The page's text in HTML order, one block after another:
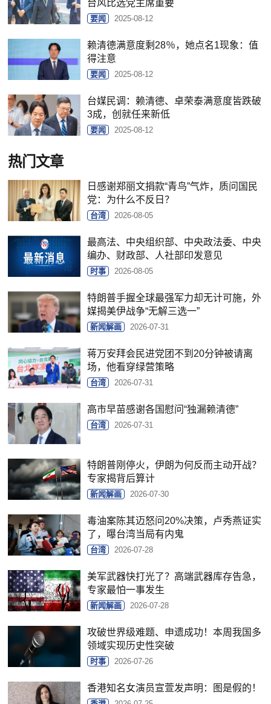
台风比选党主席重要
要闻 2025-08-12
赖清德满意度剩28％，她点名1现象：值
得注意
要闻 2025-08-12
台媒民调：赖清德、卓荣泰满意度皆跌破
3成，创就任来新低
要闻 2025-08-12
热门文章
日感谢郑丽文捐款“青鸟”气炸，质问国民
党：为什么不反日？
台湾 2026-08-05
最高法、中央组织部、中央政法委、中央
编办、财政部、人社部印发意见
时事 2026-08-05
特朗普手握全球最强军力却无计可施，外
媒揭美伊战争“无解三选一”
新闻解画 2026-07-31
蒋万安拜会民进党团不到20分钟被请离
场，他看穿绿营策略
台湾 2026-07-31
高市早苗感谢各国慰问“独漏赖清德”
台湾 2026-07-31
特朗普刚停火，伊朗为何反而主动开战？
专家揭背后算计
新闻解画 2026-07-30
毒油案陈其迈怒问20%决策，卢秀燕证实
了，曝台湾当局有内鬼
台湾 2026-07-28
美军武器快打光了？高端武器库存告急，
专家最怕一事发生
新闻解画 2026-07-28
攻破世界级难题、申遗成功！本周我国多
领域实现历史性突破
时事 2026-07-26
香港知名女演员宣萱发声明：图是假的！